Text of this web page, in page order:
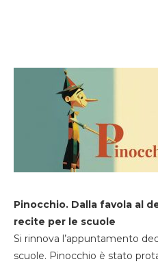
Pinocchio. Dalla favola al
recite per le scuole
Si rinnova l’appuntamento
scuole. Pinocchio è stato